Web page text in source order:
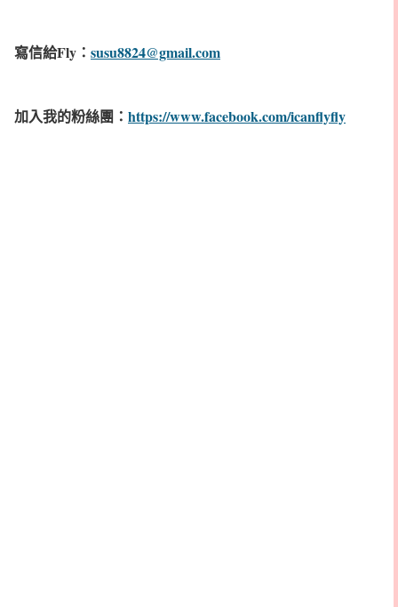
寫信給Fly： susu8824@gmail.com
加入我的粉絲團： https://www.facebook.com/icanflyfly